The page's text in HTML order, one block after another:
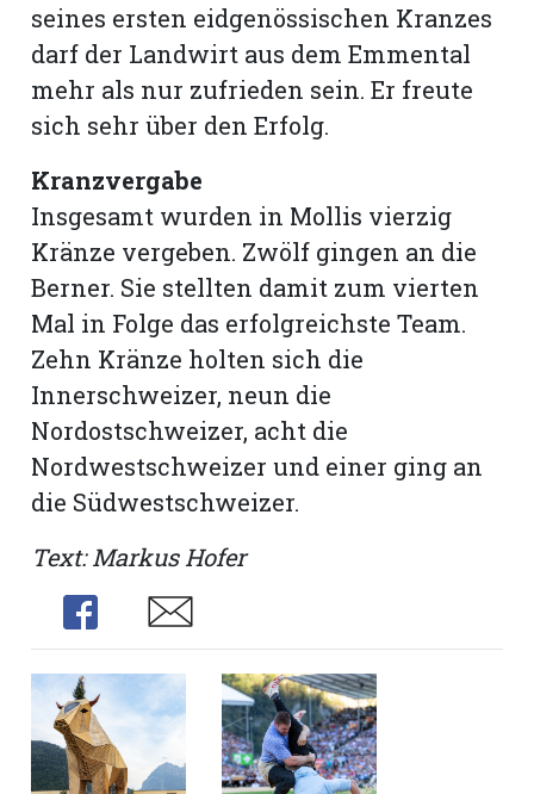
seines ersten eidgenössischen Kranzes
darf der Landwirt aus dem Emmental
mehr als nur zufrieden sein. Er freute
sich sehr über den Erfolg.
Kranzvergabe
Insgesamt wurden in Mollis vierzig
Kränze vergeben. Zwölf gingen an die
Berner. Sie stellten damit zum vierten
Mal in Folge das erfolgreichste Team.
Zehn Kränze holten sich die
Innerschweizer, neun die
Nordostschweizer, acht die
Nordwestschweizer und einer ging an
die Südwestschweizer.
Text: Markus Hofer
Share
Share